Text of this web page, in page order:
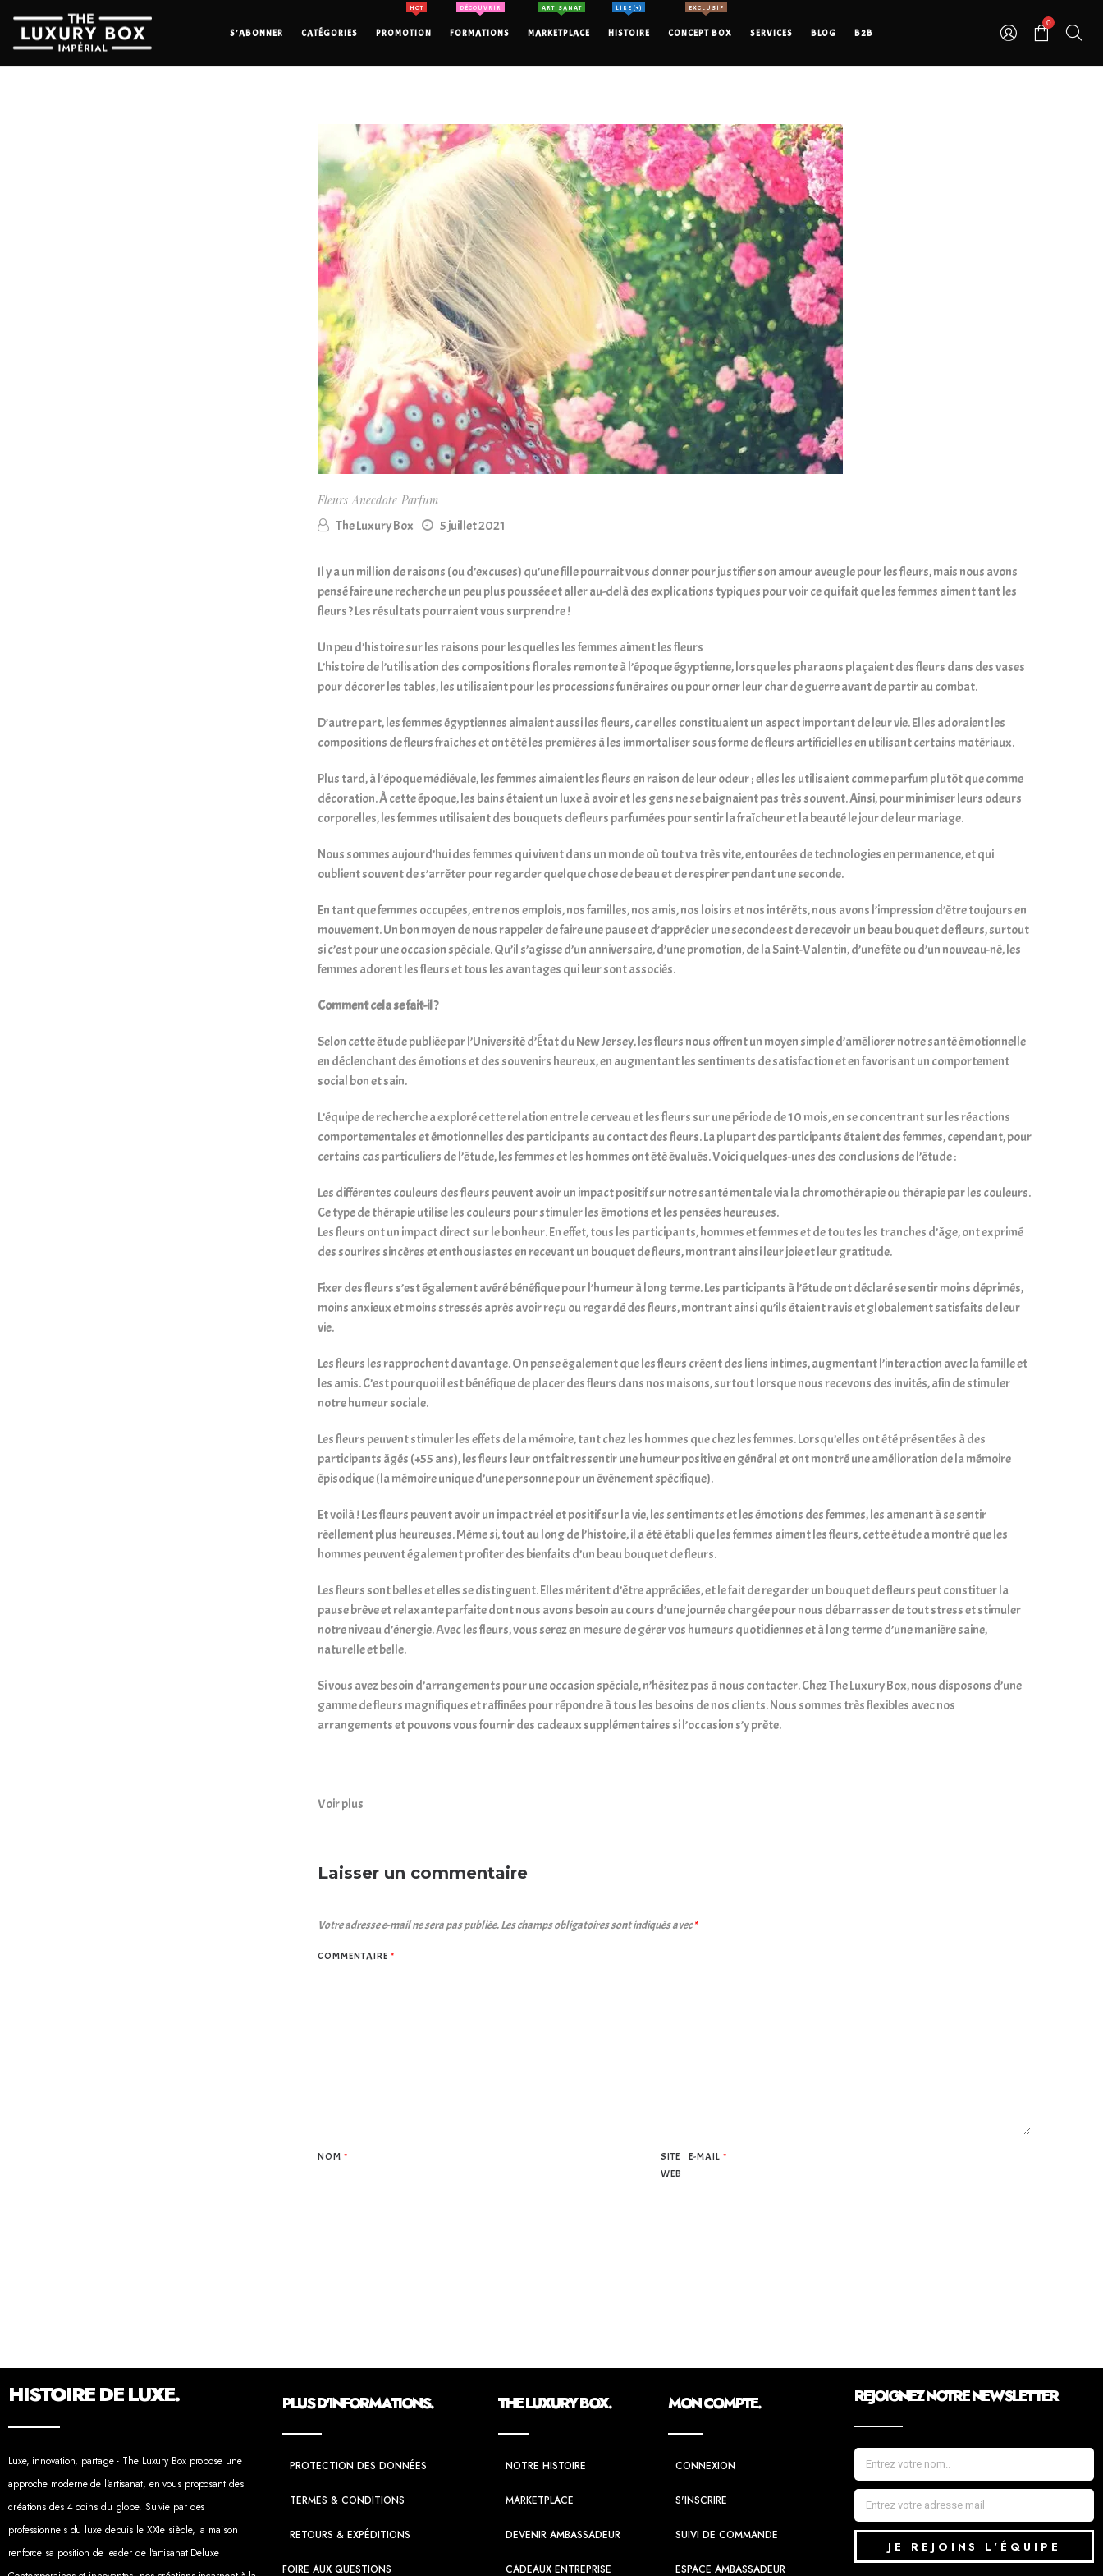
S’ABONNER CATÉGORIES PROMOTION
HOT
FORMATIONS
DÉCOUVRIR
MARKETPLACE
ARTISANAT
HISTOIRE
LIRE (+)
CONCEPT BOX
EXCLUSIF
SERVICES BLOG B2B
0
Fleurs Anecdote Parfum
The Luxury Box 5 juillet 2021
Il y a un million de raisons (ou d’excuses) qu’une fille pourrait vous donner pour justifier son amour aveugle pour les fleurs, mais nous avons
pensé faire une recherche un peu plus poussée et aller au-delà des explications typiques pour voir ce qui fait que les femmes aiment tant les
fleurs ? Les résultats pourraient vous surprendre !
Un peu d’histoire sur les raisons pour lesquelles les femmes aiment les fleurs
L’histoire de l’utilisation des compositions florales remonte à l’époque égyptienne, lorsque les pharaons plaçaient des fleurs dans des vases
pour décorer les tables, les utilisaient pour les processions funéraires ou pour orner leur char de guerre avant de partir au combat.
D’autre part, les femmes égyptiennes aimaient aussi les fleurs, car elles constituaient un aspect important de leur vie. Elles adoraient les
compositions de fleurs fraîches et ont été les premières à les immortaliser sous forme de fleurs artificielles en utilisant certains matériaux.
Plus tard, à l’époque médiévale, les femmes aimaient les fleurs en raison de leur odeur ; elles les utilisaient comme parfum plutôt que comme
décoration. À cette époque, les bains étaient un luxe à avoir et les gens ne se baignaient pas très souvent. Ainsi, pour minimiser leurs odeurs
corporelles, les femmes utilisaient des bouquets de fleurs parfumées pour sentir la fraîcheur et la beauté le jour de leur mariage.
Nous sommes aujourd’hui des femmes qui vivent dans un monde où tout va très vite, entourées de technologies en permanence, et qui
oublient souvent de s’arrêter pour regarder quelque chose de beau et de respirer pendant une seconde.
En tant que femmes occupées, entre nos emplois, nos familles, nos amis, nos loisirs et nos intérêts, nous avons l’impression d’être toujours en
mouvement. Un bon moyen de nous rappeler de faire une pause et d’apprécier une seconde est de recevoir un beau bouquet de fleurs, surtout
si c’est pour une occasion spéciale. Qu’il s’agisse d’un anniversaire, d’une promotion, de la Saint-Valentin, d’une fête ou d’un nouveau-né, les
femmes adorent les fleurs et tous les avantages qui leur sont associés.
Comment cela se fait-il ?
Selon cette étude publiée par l’Université d’État du New Jersey, les fleurs nous offrent un moyen simple d’améliorer notre santé émotionnelle
en déclenchant des émotions et des souvenirs heureux, en augmentant les sentiments de satisfaction et en favorisant un comportement
social bon et sain.
L’équipe de recherche a exploré cette relation entre le cerveau et les fleurs sur une période de 10 mois, en se concentrant sur les réactions
comportementales et émotionnelles des participants au contact des fleurs. La plupart des participants étaient des femmes, cependant, pour
certains cas particuliers de l’étude, les femmes et les hommes ont été évalués. Voici quelques-unes des conclusions de l’étude :
Les différentes couleurs des fleurs peuvent avoir un impact positif sur notre santé mentale via la chromothérapie ou thérapie par les couleurs.
Ce type de thérapie utilise les couleurs pour stimuler les émotions et les pensées heureuses.
Les fleurs ont un impact direct sur le bonheur. En effet, tous les participants, hommes et femmes et de toutes les tranches d’âge, ont exprimé
des sourires sincères et enthousiastes en recevant un bouquet de fleurs, montrant ainsi leur joie et leur gratitude.
Fixer des fleurs s’est également avéré bénéfique pour l’humeur à long terme. Les participants à l’étude ont déclaré se sentir moins déprimés,
moins anxieux et moins stressés après avoir reçu ou regardé des fleurs, montrant ainsi qu’ils étaient ravis et globalement satisfaits de leur
vie.
Les fleurs les rapprochent davantage. On pense également que les fleurs créent des liens intimes, augmentant l’interaction avec la famille et
les amis. C’est pourquoi il est bénéfique de placer des fleurs dans nos maisons, surtout lorsque nous recevons des invités, afin de stimuler
notre humeur sociale.
Les fleurs peuvent stimuler les effets de la mémoire, tant chez les hommes que chez les femmes. Lorsqu’elles ont été présentées à des
participants âgés (+55 ans), les fleurs leur ont fait ressentir une humeur positive en général et ont montré une amélioration de la mémoire
épisodique (la mémoire unique d’une personne pour un événement spécifique).
Et voilà ! Les fleurs peuvent avoir un impact réel et positif sur la vie, les sentiments et les émotions des femmes, les amenant à se sentir
réellement plus heureuses. Même si, tout au long de l’histoire, il a été établi que les femmes aiment les fleurs, cette étude a montré que les
hommes peuvent également profiter des bienfaits d’un beau bouquet de fleurs.
Les fleurs sont belles et elles se distinguent. Elles méritent d’être appréciées, et le fait de regarder un bouquet de fleurs peut constituer la
pause brève et relaxante parfaite dont nous avons besoin au cours d’une journée chargée pour nous débarrasser de tout stress et stimuler
notre niveau d’énergie. Avec les fleurs, vous serez en mesure de gérer vos humeurs quotidiennes et à long terme d’une manière saine,
naturelle et belle.
Si vous avez besoin d’arrangements pour une occasion spéciale, n’hésitez pas à nous contacter. Chez The Luxury Box, nous disposons d’une
gamme de fleurs magnifiques et raffinées pour répondre à tous les besoins de nos clients. Nous sommes très flexibles avec nos
arrangements et pouvons vous fournir des cadeaux supplémentaires si l’occasion s’y prête.
Voir plus
Laisser un commentaire
Votre adresse e-mail ne sera pas publiée.Les champs obligatoires sont indiqués avec*
COMMENTAIRE *
NOM * E-MAIL*
SITE
WEB
HISTOIRE DE LUXE.
Luxe, innovation, partage - The Luxury Box propose une
approche moderne de l'artisanat, en vous proposant des
créations des 4 coins du globe. Suivie par des
professionnels du luxe depuis le XXIe siècle, la maison
renforce sa position de leader de l'artisanat Deluxe
PLUS D'INFORMATIONS.
PROTECTION DES DONNÉES
TERMES & CONDITIONS
RETOURS & EXPÉDITIONS
FOIRE AUX QUESTIONS
THE LUXURY BOX.
NOTRE HISTOIRE
MARKETPLACE
DEVENIR AMBASSADEUR
CADEAUX ENTREPRISE
MON COMPTE.
CONNEXION
S'INSCRIRE
SUIVI DE COMMANDE
ESPACE AMBASSADEUR
REJOIGNEZ NOTRE NEWSLETTER
JE REJOINS L'ÉQUIPE